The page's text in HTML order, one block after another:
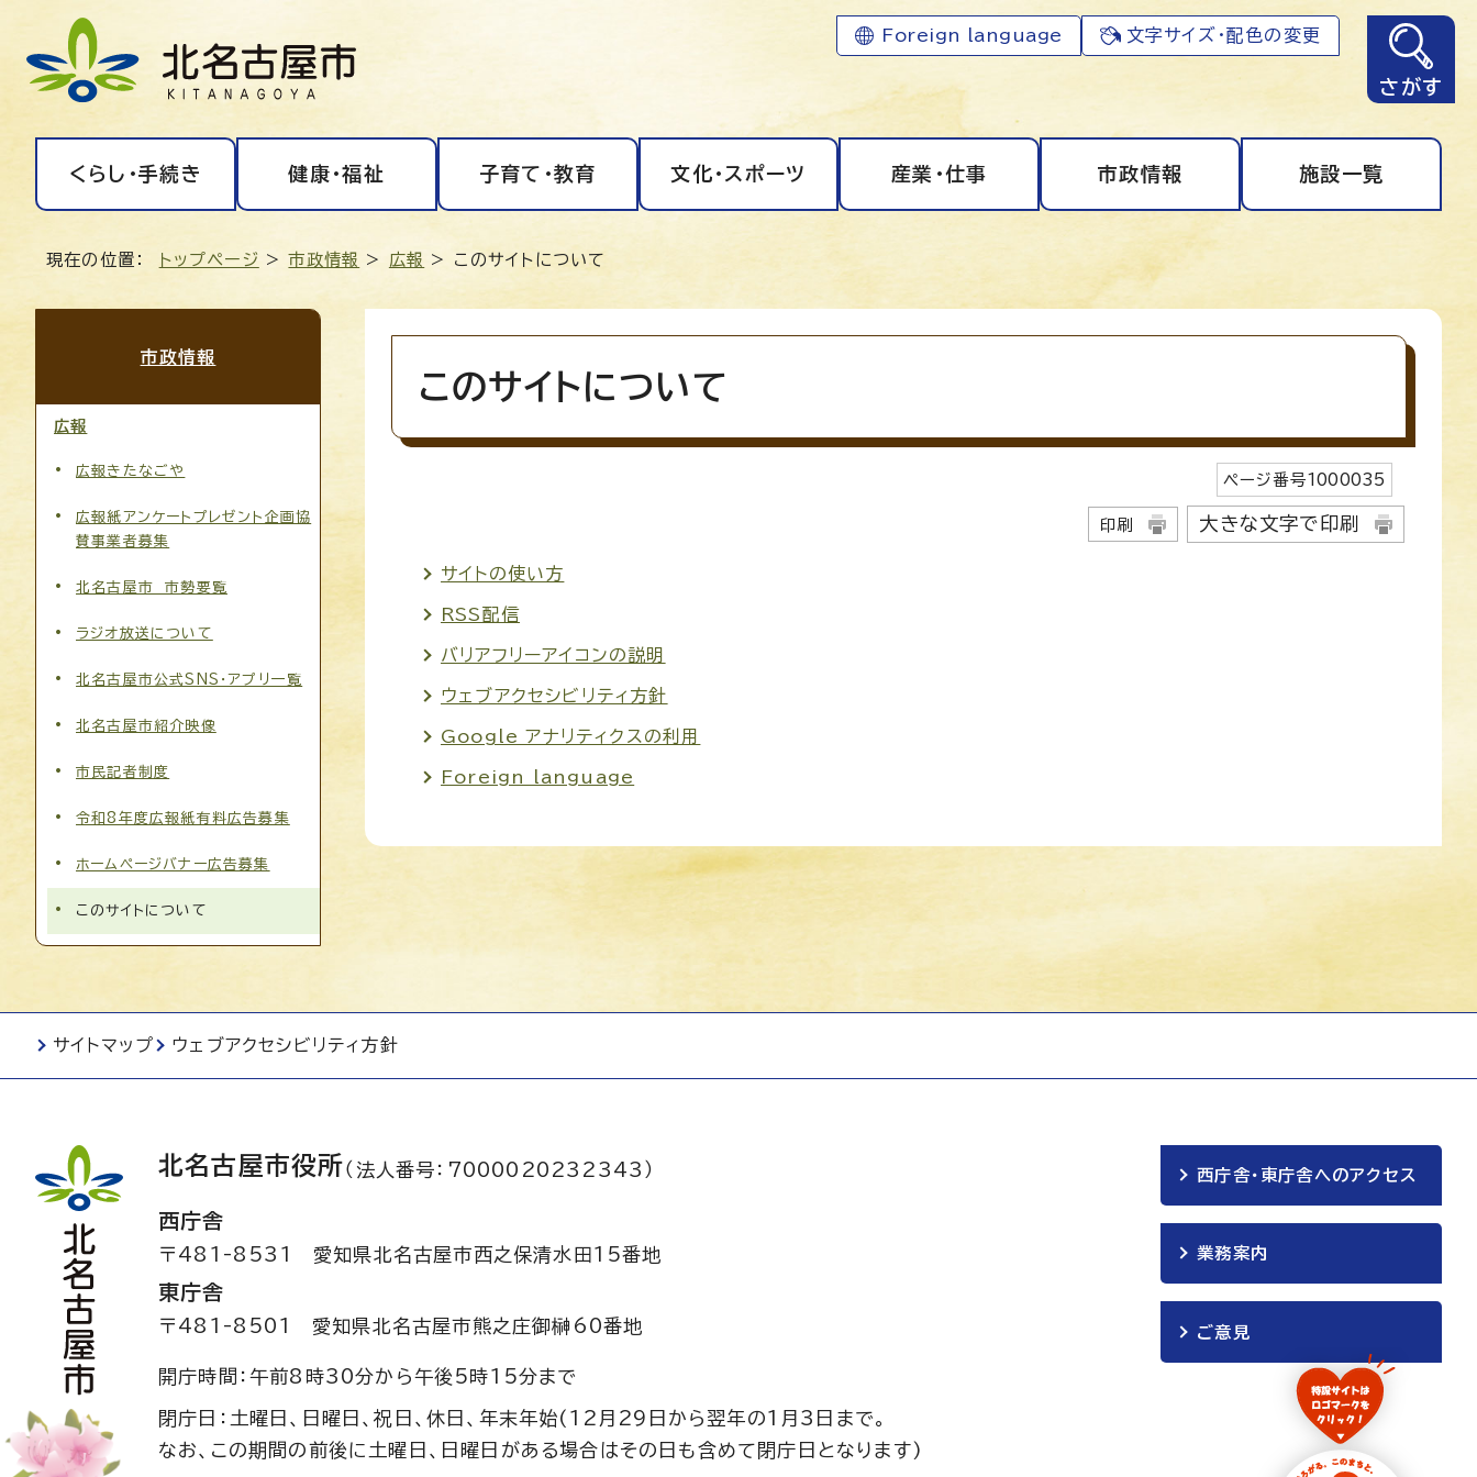
Foreign language 文字サイズ・配色の変更
さがす
くらし・手続き 健康・福祉 子育て・教育 文化・スポーツ 産業・仕事 市政情報 施設一覧
現在の位置： トップページ >市政情報 > 広報 > このサイトについて
このサイトについて
ページ番号1000035
印刷 大きな文字で印刷
サイトの使い方
RSS配信
バリアフリーアイコンの説明
ウェブアクセシビリティ方針
Google アナリティクスの利用
Foreign language
市政情報
広報
広報きたなごや
広報紙アンケートプレゼント企画協
賛事業者募集
北名古屋市 市勢要覧
ラジオ放送について
北名古屋市公式SNS・アプリ一覧
北名古屋市紹介映像
市民記者制度
令和8年度広報紙有料広告募集
ホームページバナー広告募集
このサイトについて
サイトマップ ウェブアクセシビリティ方針
北名古屋市役所（法人番号：7000020232343）
西庁舎
〒481-8531 愛知県北名古屋市西之保清水田15番地
東庁舎
〒481-8501 愛知県北名古屋市熊之庄御榊60番地
開庁時間：午前8時30分から午後5時15分まで
閉庁日：土曜日、日曜日、祝日、休日、年末年始(12月29日から翌年の1月3日まで。
なお、この期間の前後に土曜日、日曜日がある場合はその日も含めて閉庁日となります)
西庁舎・東庁舎へのアクセス
業務案内
ご意見